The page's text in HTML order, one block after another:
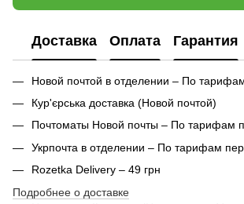
Доставка Оплата Гарантия
Новой почтой в отделении – По
Кур'єрська доставка (Новой почтой)
Почтоматы Новой почты – По тарифам
Укрпочта в отделении – По тарифам
Rozetka Delivery – 49 грн
Подробнее о доставке